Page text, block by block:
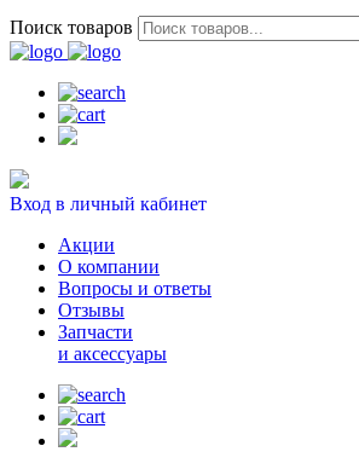
Поиск товаров
Вход в личный кабинет
Акции
О компании
Вопросы и ответы
Отзывы
Запчасти
и аксессуары